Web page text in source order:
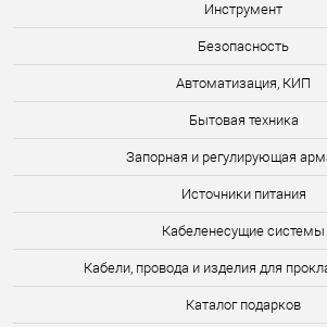
Инструмент
Безопасность
Автоматизация, КИП
Бытовая техника
Запорная и регулирующая
Источники питания
Кабеленесущие системы
Кабели, провода и изделия для
Каталог подарков